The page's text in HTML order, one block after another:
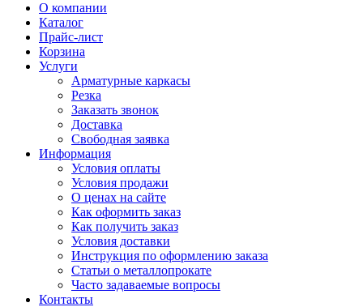
О компании
Каталог
Прайс-лист
Корзина
Услуги
Арматурные каркасы
Резка
Заказать звонок
Доставка
Свободная заявка
Информация
Условия оплаты
Условия продажи
О ценах на сайте
Как оформить заказ
Как получить заказ
Условия доставки
Инструкция по оформлению заказа
Статьи о металлопрокате
Часто задаваемые вопросы
Контакты